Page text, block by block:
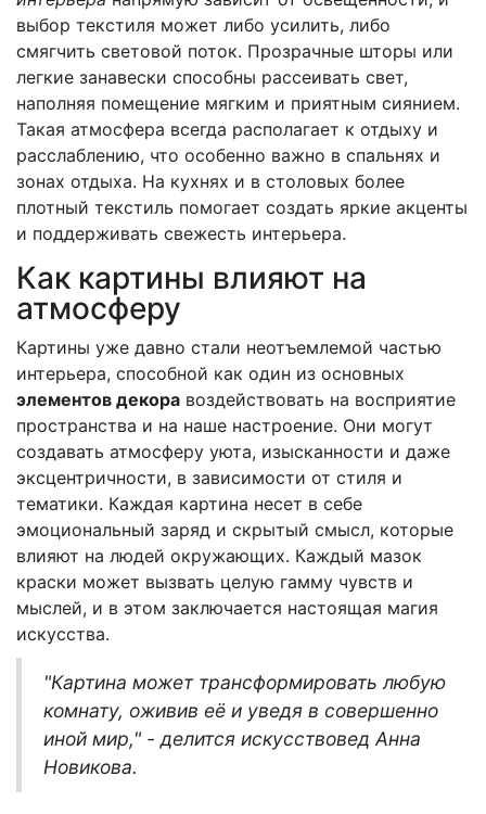
выбор текстиля может либо усилить, либо
смягчить световой поток. Прозрачные шторы или
легкие занавески способны рассеивать свет,
наполняя помещение мягким и приятным сиянием.
Такая атмосфера всегда располагает к отдыху и
расслаблению, что особенно важно в спальнях и
зонах отдыха. На кухнях и в столовых более
плотный текстиль помогает создать яркие акценты
и поддерживать свежесть интерьера.
Как картины влияют на
атмосферу
Картины уже давно стали неотъемлемой частью
интерьера, способной как один из основных
элементов декора воздействовать на восприятие
пространства и на наше настроение. Они могут
создавать атмосферу уюта, изысканности и даже
эксцентричности, в зависимости от стиля и
тематики. Каждая картина несет в себе
эмоциональный заряд и скрытый смысл, которые
влияют на людей окружающих. Каждый мазок
краски может вызвать целую гамму чувств и
мыслей, и в этом заключается настоящая магия
искусства.
"Картина может трансформировать любую
комнату, оживив её и уведя в совершенно
иной мир," - делится искусствовед Анна
Новикова.